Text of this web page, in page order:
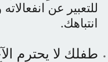
للتعبير عن
انتباهك.
طفلك لا يحترم